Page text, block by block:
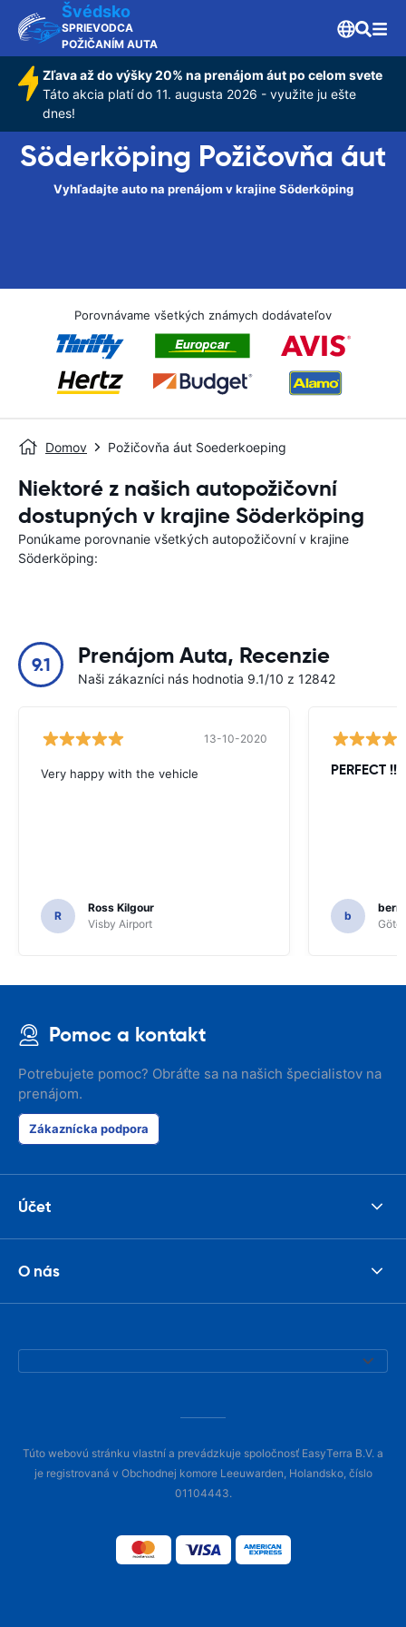
Švédsko
SPRIEVODCA
POŽIČANÍM AUTA
Zľava až do výšky 20% na prenájom áut po celom svete
Táto akcia platí do 11. augusta 2026 - využite ju ešte
dnes!
Söderköping Požičovňa áut
Vyhľadajte auto na prenájom v krajine Söderköping
Porovnávame všetkých známych dodávateľov
Domov Požičovňa áut Soederkoeping
Niektoré z našich autopožičovní
dostupných v krajine Söderköping
Ponúkame porovnanie všetkých autopožičovní v krajine
Söderköping:
9.1 Prenájom Auta, Recenzie
Naši zákazníci nás hodnotia 9.1/10 z 12842
13-10-2020
Very happy with the vehicle
R
Ross Kilgour
Visby Airport
PERFECT
b
Pomoc a kontakt
Potrebujete pomoc? Obráťte sa na našich špecialistov na
prenájom.
Zákaznícka podpora
Účet
O nás
Túto webovú stránku vlastní a prevádzkuje spoločnosť EasyTerra B.V. a
je registrovaná v Obchodnej komore Leeuwarden, Holandsko, číslo
01104443.